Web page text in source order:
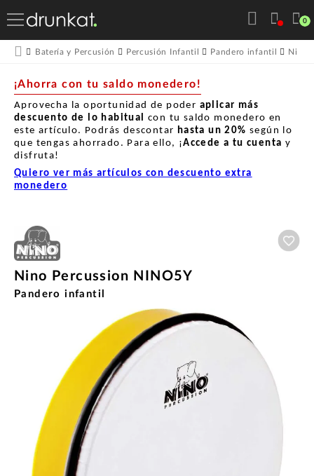
0
Batería y Percusión Percusión Infantil Pandero infantil Nino
¡Ahorra con tu saldo monedero!
Aprovecha la oportunidad de poder aplicar más
descuento de lo habitual con tu saldo monedero en
este artículo. Podrás descontar hasta un 20% según lo
que tengas ahorrado. Para ello, ¡Accede a tu cuenta y
disfruta!
Quiero ver más artículos con descuento extra
monedero
Nino Percussion NINO5Y
Pandero infantil